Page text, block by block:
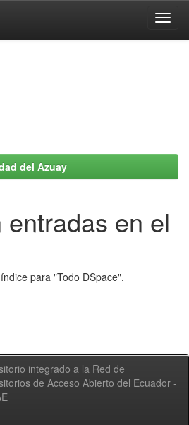
del Azuay
entradas en el
para "Todo DSpace".
integrado a la Red de
de Acceso Abierto del Ecuador -